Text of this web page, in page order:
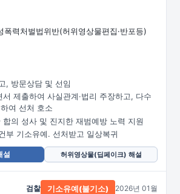
폭력처벌법위반(허위영상물편집·반포등)
, 방문상담 및 선임
제출하여 사실관계·법리 주장하고, 다수
여 선처 호소
의 성사 및 진지한 재범예방 노력 지원
부 기소유예. 선처받고 일상복귀
설 허위영상물(딥페이크) 해설
검찰 기소유예(불기소) 2026년 01월